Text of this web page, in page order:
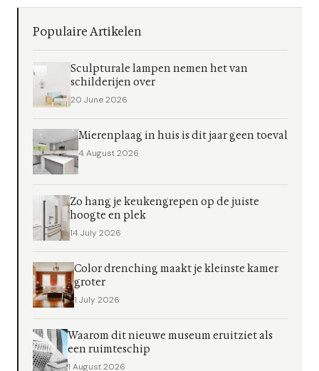
Populaire Artikelen
Sculpturale lampen nemen het van
schilderijen over
20 June 2026
Mierenplaag in huis is dit jaar geen toeval
4 August 2026
Zo hang je keukengrepen op de juiste
hoogte en plek
14 July 2026
Color drenching maakt je kleinste kamer
groter
1 July 2026
Waarom dit nieuwe museum eruitziet als
een ruimteschip
1 August 2026